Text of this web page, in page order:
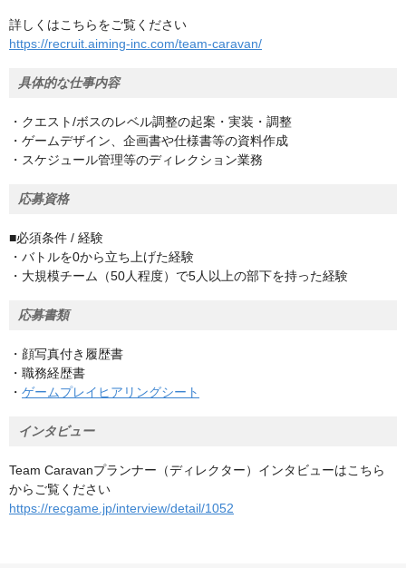
詳しくはこちらをご覧ください
https://recruit.aiming-inc.com/team-caravan/
具体的な仕事内容
・クエスト/ボスのレベル調整の起案・実装・調整
・ゲームデザイン、企画書や仕様書等の資料作成
・スケジュール管理等のディレクション業務
応募資格
■必須条件 / 経験
・バトルを0から立ち上げた経験
・大規模チーム（50人程度）で5人以上の部下を持った経験
応募書類
・顔写真付き履歴書
・職務経歴書
・ ゲームプレイヒアリングシート
インタビュー
Team Caravanプランナー（ディレクター）インタビューはこちら
からご覧ください
https://recgame.jp/interview/detail/1052